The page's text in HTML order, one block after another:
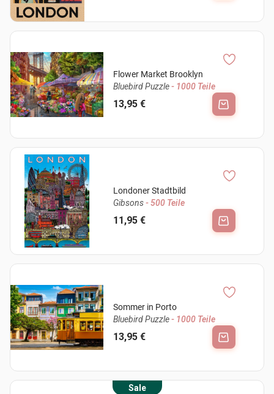
Flower Market Brooklyn
Bluebird Puzzle- 1000 Teile
13,95 €
Londoner Stadtbild
Gibsons- 500 Teile
11,95 €
Sommer in Porto
Bluebird Puzzle- 1000 Teile
13,95 €
Sale